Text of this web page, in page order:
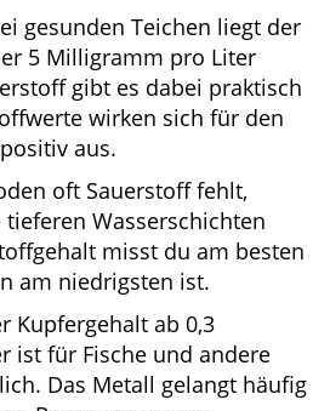
gesunden Teichen liegt der
5 Milligramm pro Liter
gibt es dabei praktisch
wirken sich für den
aus.
oft Sauerstoff fehlt,
Wasserschichten
misst du am besten
am niedrigsten ist.
Kupfergehalt ab 0,3
ist für Fische und andere
Das Metall gelangt häufig